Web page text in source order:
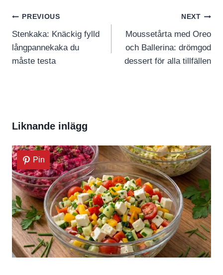
Inläggsnavigering
PREVIOUS
Stenkaka: Knäckig fylld
långpannekaka du
måste testa
NEXT
Moussetårta med Oreo
och Ballerina: drömgod
dessert för alla tillfällen
Liknande inlägg
Pin